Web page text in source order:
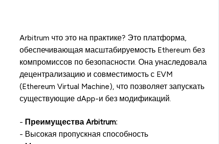
Arbitrum что это на практике? Это платформа,
обеспечивающая масштабируемость Ethereum без
компромиссов по безопасности. Она унаследовала
децентрализацию и совместимость с EVM
(Ethereum Virtual Machine), что позволяет запускать
существующие dApp-и без модификаций.
- Преимущества Arbitrum:
- Высокая пропускная способность